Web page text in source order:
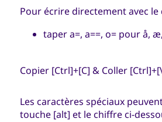
Pour écrire directement avec
taper a=, a==, o= pour å,
Copier [Ctrl]+[C] & Coller
Les caractères spéciaux
touche [alt] et le chiffre ci-